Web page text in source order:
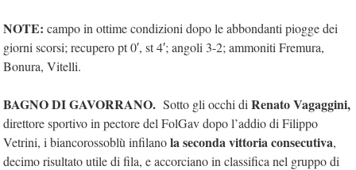
NOTE: campo in ottime condizioni dopo le abbondanti piogge dei
giorni scorsi; recupero pt 0′, st 4′; angoli 3-2; ammoniti Fremura,
Bonura, Vitelli.
BAGNO DI GAVORRANO. Sotto gli occhi di Renato Vagaggini,
direttore sportivo in pectore del FolGav dopo l’addio di Filippo
Vetrini, i biancorossoblù infilanola seconda vittoria consecutiva,
decimo risultato utile di fila, e accorciano in classifica nel gruppo di